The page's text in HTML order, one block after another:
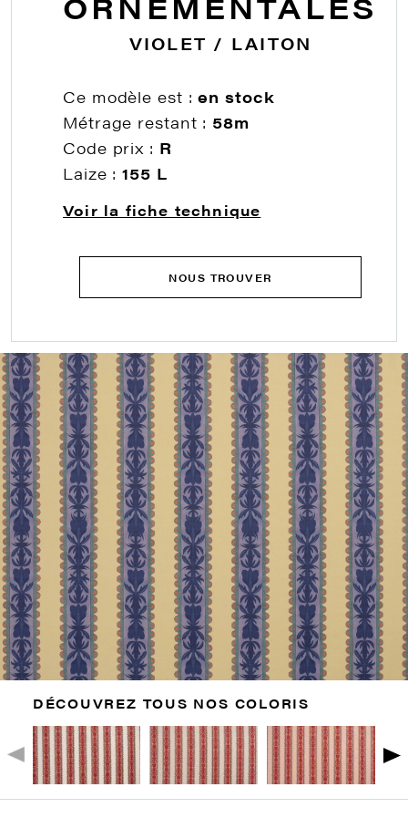
VIOLET / LAITON
Ce modèle est :en stock
Métrage restant : 58m
Code prix : R
Laize :155 L
Voir la fiche technique
NOUS TROUVER
DÉCOUVREZ TOUS NOS COLORIS